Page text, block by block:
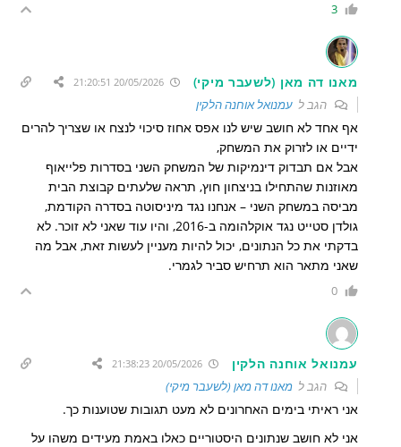
3
מאנו דה מאן (לשעבר מיקי) 20/05/2026 21:20:51
הגב לעמנואל אוחנה הלקין
אף אחד לא חושב שיש לנו אפס אחוז סיכוי לנצח או שצריך להרים
ידיים או לזרוק את המשחק,
אבל אם תבדוק דינמיקות של המשחק השני בסדרות פלייאוף
מאוזנות שהתחילו בניצחון חוץ, תראה שלעתים קבוצת הבית
מביסה במשחק השני – אנחנו נגד מיניסוטה בסדרה הקודמת,
גולדן סטייט נגד אוקלהומה ב-2016, והיו עוד שאני לא זוכר. לא
בדקתי את כל הנתונים, יכול להיות מעניין לעשות זאת, אבל מה
שאני מתאר הוא תרחיש סביר לגמרי.
0
עמנואל אוחנה הלקין 20/05/2026 21:38:23
הגב למאנו דה מאן (לשעבר מיקי)
אני ראיתי בימים האחרונים לא מעט תגובות שטוענות כך.
אני לא חושב שנתונים היסטוריים כאלו באמת מעידים משהו על